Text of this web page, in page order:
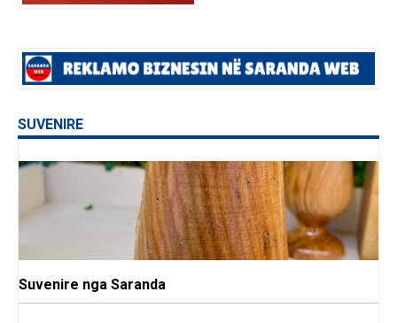
SUVENIRE
Suvenire nga Saranda